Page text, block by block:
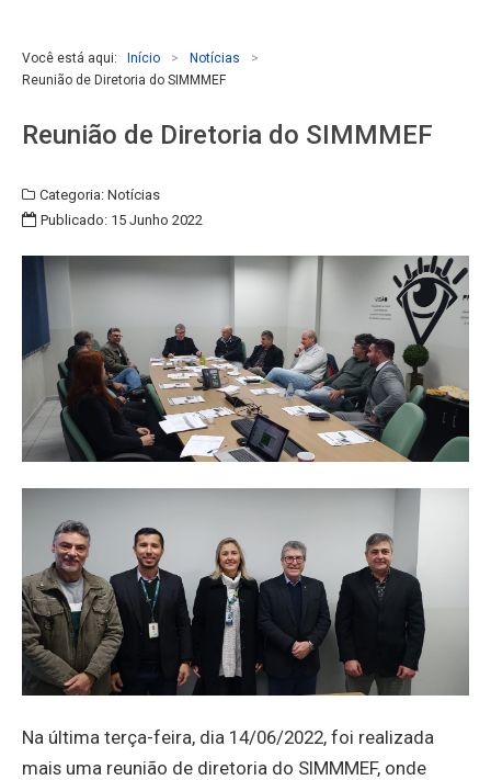
Você está aqui: Início > Notícias
>
Reunião de Diretoria do SIMMMEF
Reunião de Diretoria do SIMMMEF
Categoria: Notícias
Publicado: 15 Junho 2022
Na última terça-feira, dia 14/06/2022, foi realizada
mais uma reunião de diretoria do SIMMMEF, onde